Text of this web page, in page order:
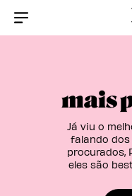
mais
Já viu o
falando
procurados,
eles são